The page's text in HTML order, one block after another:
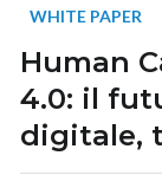
WHITE PAPER
Human
4.0: il
digitale,